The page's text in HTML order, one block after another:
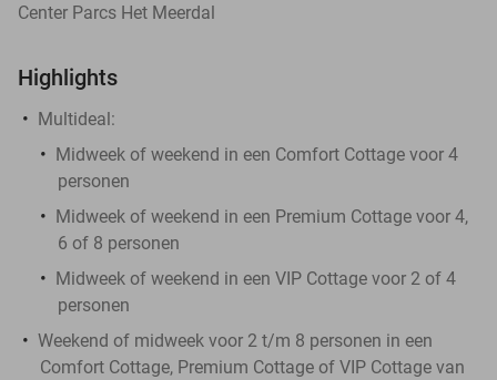
Center Parcs Het Meerdal
Highlights
Multideal:
Midweek of weekend in een Comfort Cottage voor 4
personen
Midweek of weekend in een Premium Cottage voor 4,
6 of 8 personen
Midweek of weekend in een VIP Cottage voor 2 of 4
personen
Weekend of midweek voor 2 t/m 8 personen in een
Comfort Cottage, Premium Cottage of VIP Cottage van